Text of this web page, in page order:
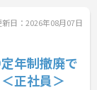
新日：2026年08月07日
年制撤廃で
正社員＞